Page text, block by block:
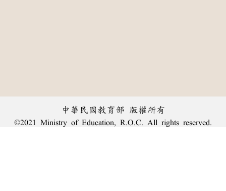
中華民國教育部 版權所有
©2021 Ministry of Education, R.O.C. All rights reserved.